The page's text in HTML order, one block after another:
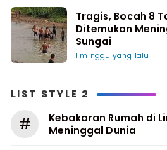
Tragis, Bocah 8
Ditemukan
Sungai
1 minggu yang lalu
LIST STYLE 2
#
Kebakaran Rumah di
Meninggal Dunia